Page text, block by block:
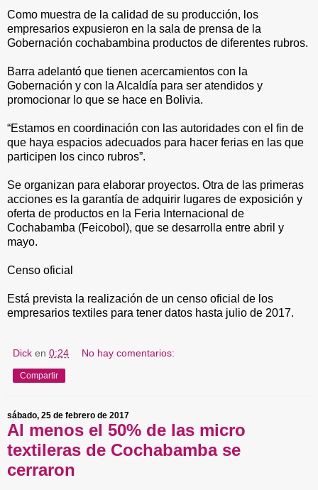
Como muestra de la calidad de su producción, los
empresarios expusieron en la sala de prensa de la
Gobernación cochabambina productos de diferentes rubros.
Barra adelantó que tienen acercamientos con la
Gobernación y con la Alcaldía para ser atendidos y
promocionar lo que se hace en Bolivia.
“Estamos en coordinación con las autoridades con el fin de
que haya espacios adecuados para hacer ferias en las que
participen los cinco rubros”.
Se organizan para elaborar proyectos. Otra de las primeras
acciones es la garantía de adquirir lugares de exposición y
oferta de productos en la Feria Internacional de
Cochabamba (Feicobol), que se desarrolla entre abril y
mayo.
Censo oficial
Está prevista la realización de un censo oficial de los
empresarios textiles para tener datos hasta julio de 2017.
Dick en 0:24 No hay comentarios:
Compartir
sábado, 25 de febrero de 2017
Al menos el 50% de las micro
textileras de Cochabamba se
cerraron